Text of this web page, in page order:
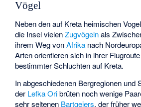
Vögel
Neben den auf Kreta heimischen
die Insel vielenZugvögelnals
ihrem Weg vonAfrika nach
Arten orientieren sich in ihrer
bestimmter Schluchten auf Kreta.
In abgeschiedenen Bergregionen und
der Lefka Oribrüten noch wenige
sehr seltenen Bartgeiers, der früher